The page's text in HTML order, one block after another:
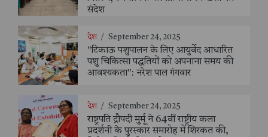
संदेश
देश / September 24, 2025
"टिकाऊ पशुपालन के लिए आयुर्वेद आधारित
पशु चिकित्सा पद्धतियों को अपनाना समय की
आवश्यकता": नरेश पाल गंगवार
देश / September 24, 2025
राष्ट्रपति द्रौपदी मुर्मू ने 64वीं राष्ट्रीय कला
प्रदर्शनी के पुरस्कार समारोह में शिरकत की,